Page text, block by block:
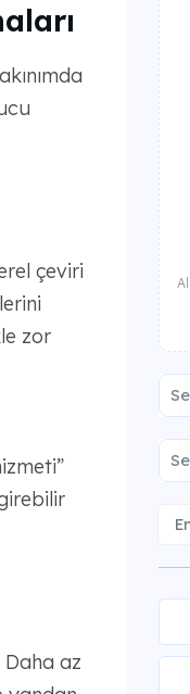
çeviri
zor
Daha az